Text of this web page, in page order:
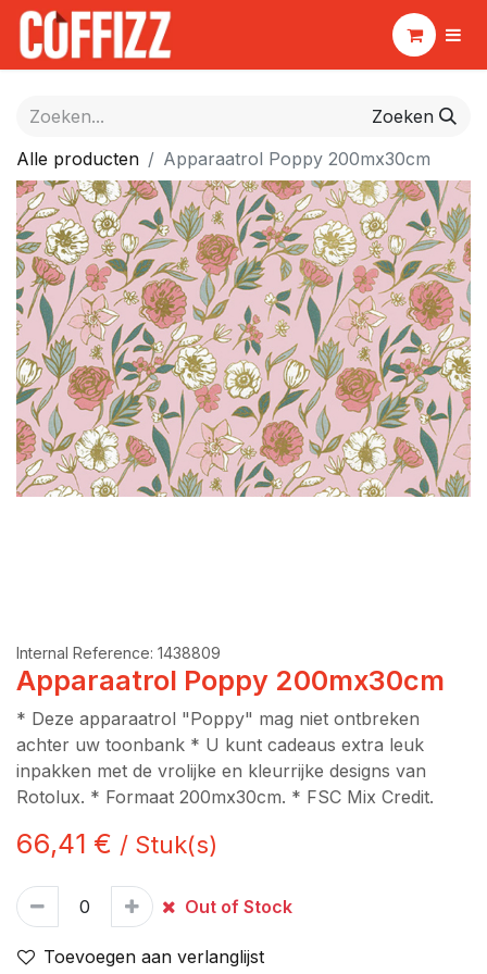
Zoeken
Alle producten
Apparaatrol Poppy 200mx30cm
Internal Reference: 1438809
Apparaatrol Poppy 200mx30cm
* Deze apparaatrol "Poppy" mag niet ontbreken
achter uw toonbank * U kunt cadeaus extra leuk
inpakken met de vrolijke en kleurrijke designs van
Rotolux. * Formaat 200mx30cm. * FSC Mix Credit.
66,41 € / Stuk(s)
Out of Stock
Toevoegen aan verlanglijst